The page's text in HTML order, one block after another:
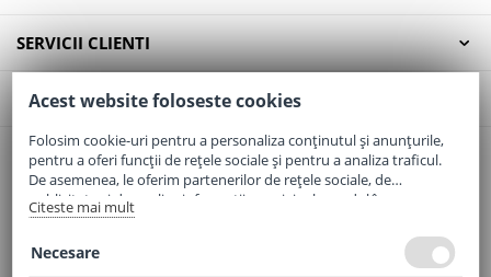
SERVICII CLIENTI
CONTACT
Email:office@elaptepraf.ro
Telefon:0745-964-449
Adresa:Sos. Borsului, Nr. 20, Oradea, Jud. Bihor
Acest website foloseste cookies
Folosim cookie-uri pentru a personaliza conținutul și anunțurile,
pentru a oferi funcții de rețele sociale și pentru a analiza traficul.
De asemenea, le oferim partenerilor de rețele sociale, de
publicitate și de analize informații cu privire la modul în care
folosiți site-ul nostru. Aceștia le pot combina cu alte informații
Citeste mai mult
Necesare